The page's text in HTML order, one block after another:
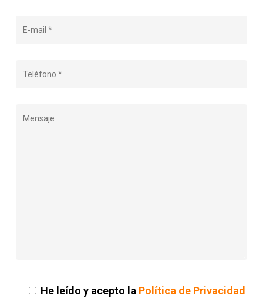
He leído y acepto la Política de Privacidad